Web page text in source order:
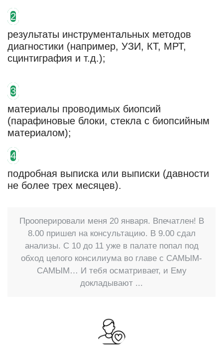
оборудования. В нашем Центре
лапароскопической хирургии для
проведения аппендэктомии
используется современная
лапароскопическая стойка Olympus
Visera 4K UHD. Она оснащена 4-мя
мониторами для точного просмотра и
записи изображения в высоком
качестве. Для особо сложных случаев
предусмотрена функция приближения и
выведения на экран в высоком
хирургу выполнять свою работу с
хорошей точностью и без излишнего
напряжения глаз. Все эти преимущества
в целом повышают качество
Восстановление после операции
2
результаты инструментальных методов
диагностики (например, УЗИ, КТ, МРТ,
сцинтиграфия и т.д.);
3
материалы проводимых биопсий
(парафиновые блоки, стекла с биопсийным
материалом);
4
подробная выписка или выписки (давности
не более трех месяцев).
Прооперировали меня 20 января. Впечатлен! В
8.00 пришел на консультацию. В 9.00 сдал
анализы. С 10 до 11 уже в палате попал под
обход целого консилиума во главе с САМЫМ-
САМЫМ… И тебя осматривает, и Ему
докладывают ...